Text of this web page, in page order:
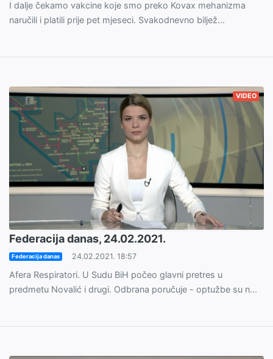
I dalje čekamo vakcine koje smo preko Kovax mehanizma
naručili i platili prije pet mjeseci. Svakodnevno biljež...
VIDEO
Federacija danas, 24.02.2021.
Federacija danas 24.02.2021. 18:57
Afera Respiratori. U Sudu BiH počeo glavni pretres u
predmetu Novalić i drugi. Odbrana poručuje - optužbe su n...